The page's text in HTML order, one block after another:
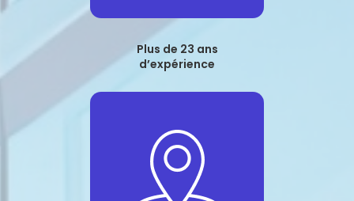
Plus de 23 ans
d’expérience